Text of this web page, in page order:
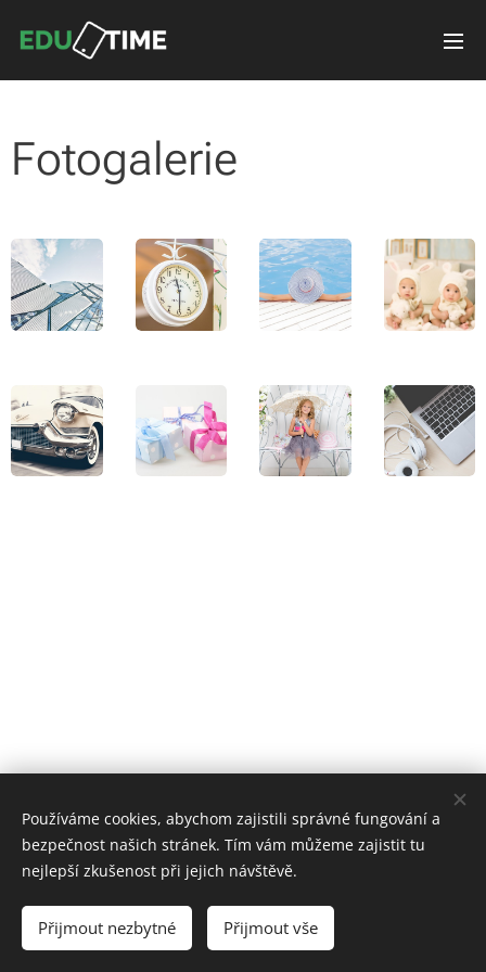
Fotogalerie
© 2026 EDUTIME
Používáme cookies, abychom zajistili správné fungování a
bezpečnost našich stránek. Tím vám můžeme zajistit tu
nejlepší zkušenost při jejich návštěvě.
Přijmout nezbytné Přijmout vše